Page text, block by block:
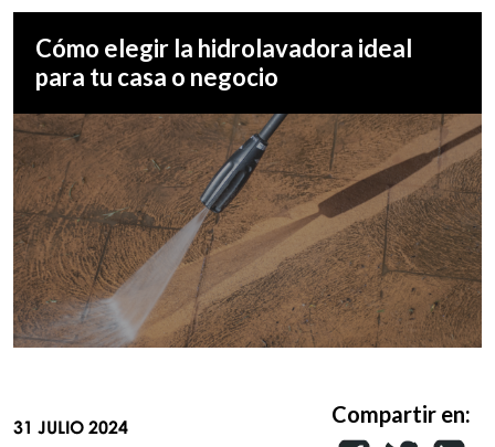
Cómo elegir la hidrolavadora ideal
para tu casa o negocio
31 JULIO 2024 Compartir en: